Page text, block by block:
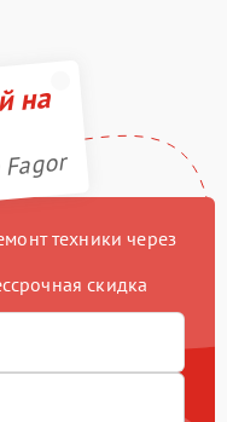
на
техники через
скидка